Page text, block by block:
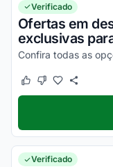
Verificado
Ofertas em
exclusivas
Este cupom
Este cupom não
Verificado